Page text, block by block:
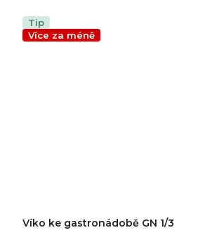
Tip
Více za méně
Víko ke gastronádobě GN 1/3